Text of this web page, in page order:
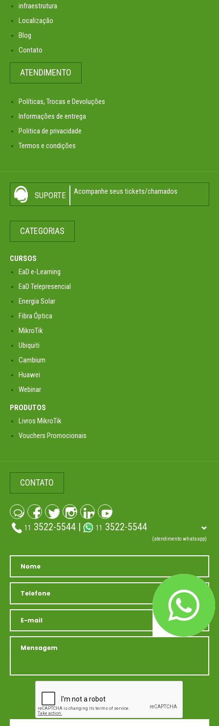
infraestrutura
Localização
Blog
Contato
ATENDIMENTO
Políticas, Trocas e Devoluções
Informações de entrega
Politica de privacidade
Termos e condições
SUPORTE Acompanhe seus tickets/chamados
CATEGORIAS
CURSOS
EaD e-Learning
EaD Telepresencial
Energia Solar
Fibra Óptica
MikroTik
Ubiquiti
Cambium
Huawei
Webinar
PRODUTOS
Livros MikroTik
Vouchers Promocionais
CONTATO
11 3522-5544 | 11 3522-5544
(atendimento whatsapp)